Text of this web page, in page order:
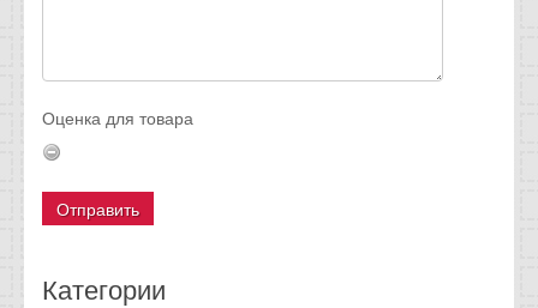
Оценка для товара
Категории